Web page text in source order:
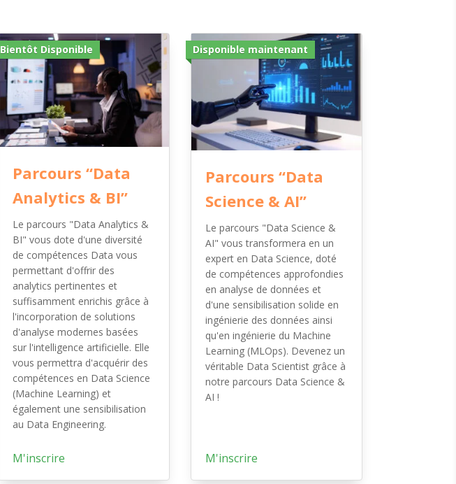
Bientôt Disponible
Parcours “Data
Analytics & BI”
Le parcours "Data Analytics &
BI" vous dote d'une diversité
de compétences Data vous
permettant d'offrir des
analytics pertinentes et
suffisamment enrichis grâce à
l'incorporation de solutions
d'analyse modernes basées
sur l'intelligence artificielle. Elle
vous permettra d'acquérir des
compétences en Data Science
(Machine Learning) et
également une sensibilisation
au Data Engineering.
M'inscrire
Disponible maintenant
Parcours “Data
Science & AI”
Le parcours "Data Science &
AI" vous transformera en un
expert en Data Science, doté
de compétences approfondies
en analyse de données et
d'une sensibilisation solide en
ingénierie des données ainsi
qu'en ingénierie du Machine
Learning (MLOps). Devenez un
véritable Data Scientist grâce à
notre parcours Data Science &
AI !
M'inscrire